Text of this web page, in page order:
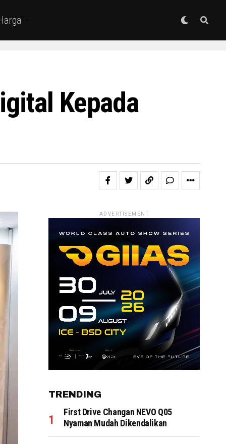
Kepada
ADVERTISEMENT
TRENDING
First Drive Changan NEVO Q05
Nyaman Mudah Dikendalikan